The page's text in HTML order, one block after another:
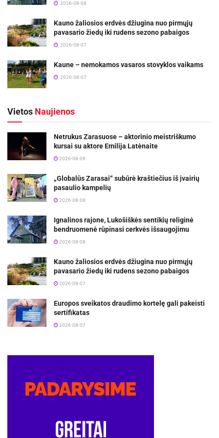
2026-08-08
Kauno žaliosios erdvės džiugina nuo pirmųjų
pavasario žiedų iki rudens sezono pabaigos
2026-08-07
Kaune – nemokamos vasaros stovyklos vaikams
2026-08-07
Vietos Naujienos
Netrukus Zarasuose – aktorinio meistriškumo
kursai su aktore Emilija Latėnaite
2026-08-08
„Globalūs Zarasai“ subūrė kraštiečius iš įvairių
pasaulio kampelių
2026-08-08
Ignalinos rajone, Lukošiškės sentikių religinė
bendruomenė rūpinasi cerkvės išsaugojimu
2026-08-08
Kauno žaliosios erdvės džiugina nuo pirmųjų
pavasario žiedų iki rudens sezono pabaigos
2026-08-07
Europos sveikatos draudimo kortelę gali pakeisti
sertifikatas
2026-08-07